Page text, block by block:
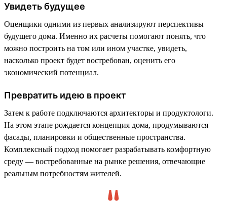
Увидеть будущее
Оценщики одними из первых анализируют перспективы
будущего дома. Именно их расчеты помогают понять, что
можно построить на том или ином участке, увидеть,
насколько проект будет востребован, оценить его
экономический потенциал.
Превратить идею в проект
Затем к работе подключаются архитекторы и продуктологи.
На этом этапе рождается концепция дома, продумываются
фасады, планировки и общественные пространства.
Комплексный подход помогает разрабатывать комфортную
среду — востребованные на рынке решения, отвечающие
реальным потребностям жителей.